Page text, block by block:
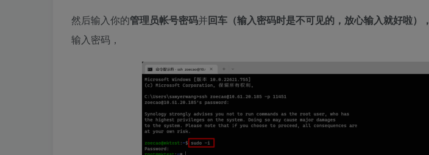
然后输入你的管理员帐号密码并回车 （输入密码时是不可见的，放心输入就好啦），
输入密码，